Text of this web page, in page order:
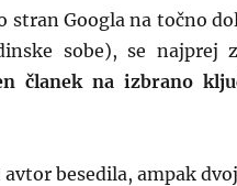
Googla na točno
sobe), se najprej
članek na izbrano
besedila, ampak